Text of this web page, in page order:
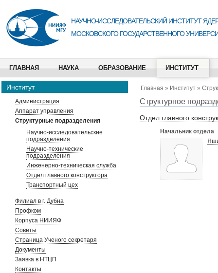
НАУЧНО-ИССЛЕДОВАТЕЛЬСКИЙ ИНСТИТУТ
МОСКОВСКОГО ГОСУДАРСТВЕННОГО
ГЛАВНАЯ НАУКА ОБРАЗОВАНИЕ ИНСТИТУТ
Институт
Администрация
Аппарат управления
Структурные подразделения
Научно-исследовательские
подразделения
Научно-технические
подразделения
Инженерно-техническая служба
Отдел главного конструктора
Транспортный цех
Филиал в г. Дубна
Профком
Корпуса НИИЯФ
Советы
Страница Ученого секретаря
Документы
Заявка в НТЦП
Контакты
Главная » Институт »
Структурное
Отдел главного
Начальник отдела